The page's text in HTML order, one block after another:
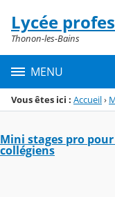
Menu de la
Contenu
Lycée
Thonon-les-Bains
MENU
Vous êtes ici : Accueil›
Mini stages pro
collégiens